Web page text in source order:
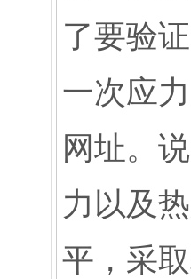
了要验
一次应
网址。
力以及
平，采